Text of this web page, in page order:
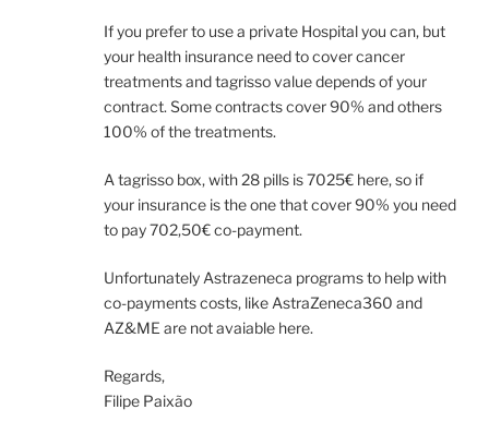
If you prefer to use a private Hospital you can, but
your health insurance need to cover cancer
treatments and tagrisso value depends of your
contract. Some contracts cover 90% and others
100% of the treatments.
A tagrisso box, with 28 pills is 7025€ here, so if
your insurance is the one that cover 90% you need
to pay 702,50€ co-payment.
Unfortunately Astrazeneca programs to help with
co-payments costs, like AstraZeneca360 and
AZ&ME are not avaiable here.
Regards,
Filipe Paixão